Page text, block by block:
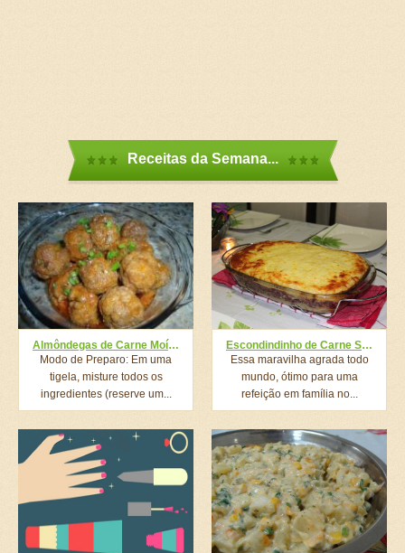
Receitas da Semana...
Almôndegas de Carne Moída com Molho de Tomate
Modo de Preparo: Em uma
tigela, misture todos os
ingredientes (reserve um...
Escondindinho de Carne Seca
Essa maravilha agrada todo
mundo, ótimo para uma
refeição em família no...